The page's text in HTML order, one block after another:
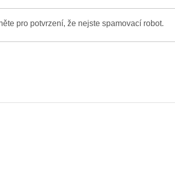
pro potvrzení, že nejste spamovací robot.